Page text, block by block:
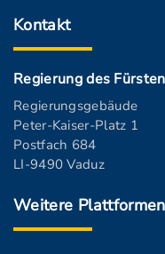
Kontakt
Regierung des
Regierungsgebäude
Peter-Kaiser-Platz 1
Postfach 684
LI-9490 Vaduz
Weitere Plattformen